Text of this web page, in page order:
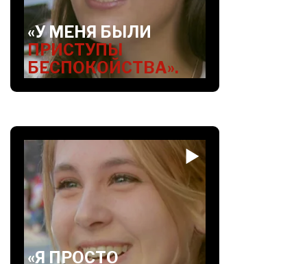
«У МЕНЯ БЫЛИ
ПРИСТУПЫ
БЕСПОКОЙСТВА».
«Я ПРОСТО